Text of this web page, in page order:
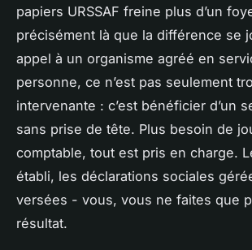
papiers URSSAF freine plus d’un
précisément là que la différence se
appel à un organisme agréé en
personne, ce n’est pas seulement
intervenante : c’est bénéficier d’un
sans prise de tête. Plus besoin de
comptable, tout est pris en charge.
établi, les déclarations sociales
versées - vous, vous ne faites que
résultat.